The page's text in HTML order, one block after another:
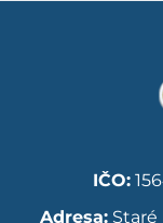
IČO:
Adresa:Staré